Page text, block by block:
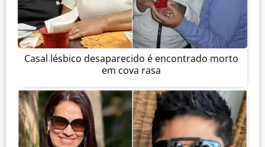
Casal lésbico desaparecido é encontrado morto
em cova rasa